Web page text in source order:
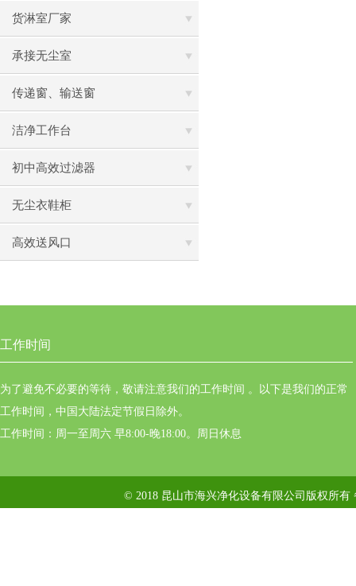
货淋室厂家
承接无尘室
传递窗、输送窗
洁净工作台
初中高效过滤器
无尘衣鞋柜
高效送风口
工作时间
为了避免不必要的等待，敬请注意我们的工作时间 。以下是我们的正常
工作时间，中国大陆法定节假日除外。
工作时间：周一至周六 早8:00-晚18:00。周日休息
© 2018 昆山市海兴净化设备有限公司版权所有